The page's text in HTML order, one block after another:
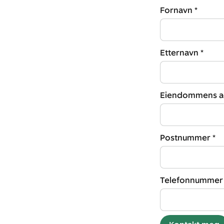
Fornavn *
Etternavn *
Eiendommens
Postnummer *
Telefonnummer